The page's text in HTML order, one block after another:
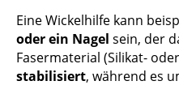
Eine Wickelhilfe kann
oder ein Nagel sein, der
Fasermaterial (Silikat-
stabilisiert, während es